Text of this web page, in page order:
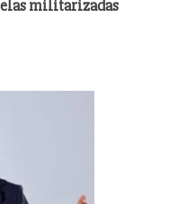
militarizadas